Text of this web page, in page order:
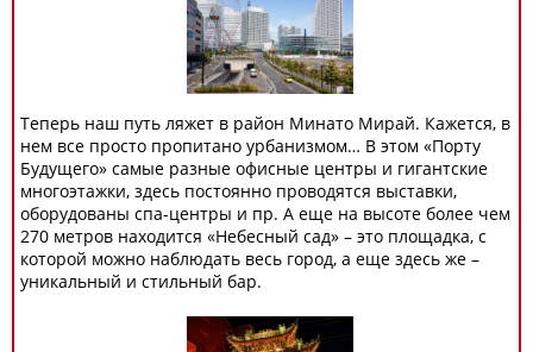
Теперь наш путь ляжет в район Минато Мирай. Кажется, в
нем все просто пропитано урбанизмом… В этом «Порту
Будущего» самые разные офисные центры и гигантские
многоэтажки, здесь постоянно проводятся выставки,
оборудованы спа-центры и пр. А еще на высоте более чем
270 метров находится «Небесный сад» – это площадка, с
которой можно наблюдать весь город, а еще здесь же –
уникальный и стильный бар.